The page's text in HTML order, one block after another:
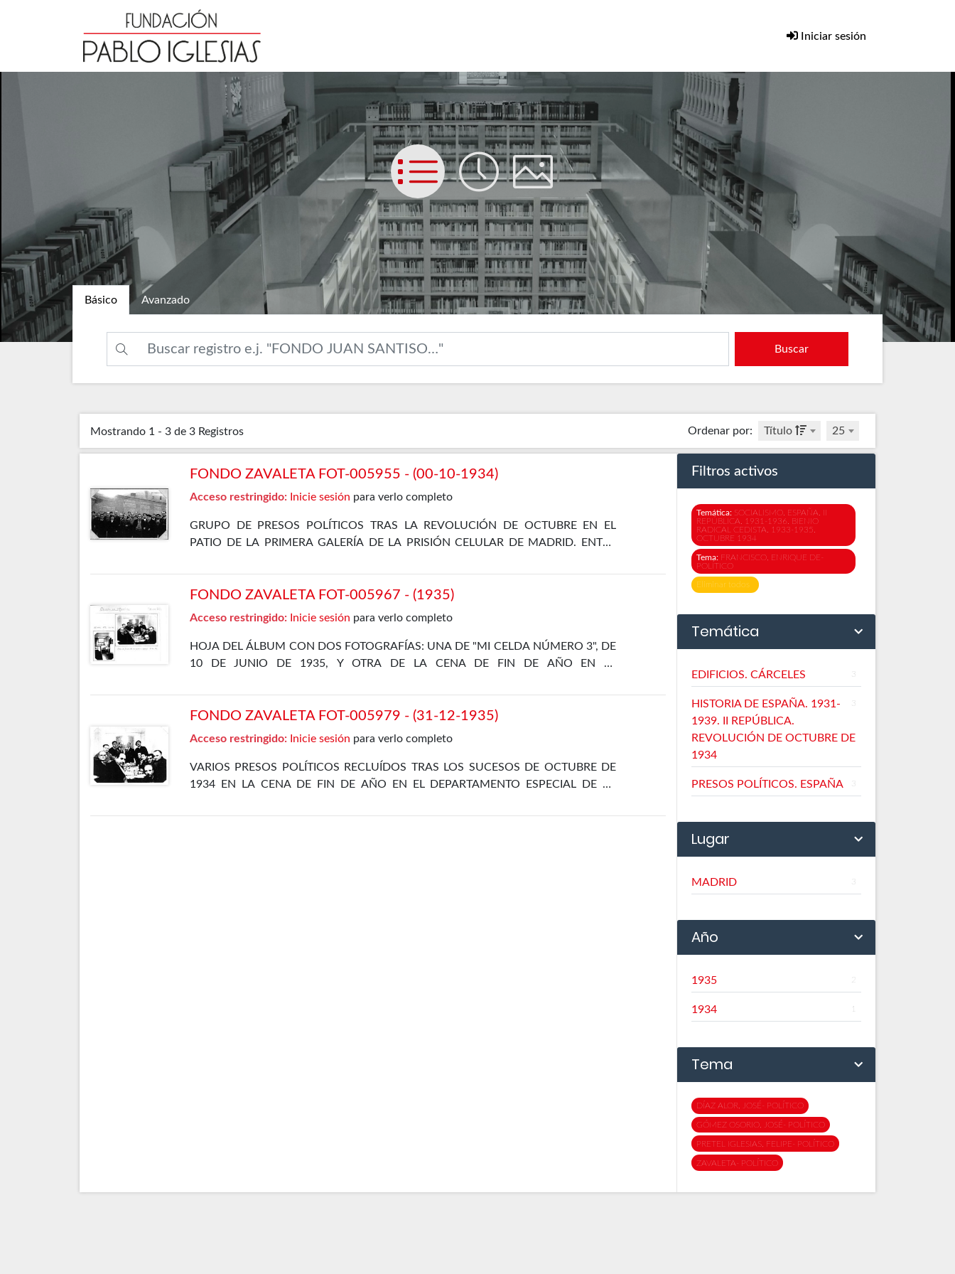
Iniciar sesión
List Time Picture
Básico Avanzado
Buscar
Mostrando 1 - 3 de 3 Registros Ordenar por: Título 25
FONDO ZAVALETA FOT-005955 - (00-10-1934)
Acceso restringido: Inicie sesión para verlo completo
GRUPO DE PRESOS POLÍTICOS TRAS LA REVOLUCIÓN DE OCTUBRE EN EL
PATIO DE LA PRIMERA GALERÍA DE LA PRISIÓN CELULAR DE MADRID. ENTRE
GÓMEZ OSORIO, PETREL Y JOSÉ DÍAZ ALOR
FONDO ZAVALETA FOT-005967 - (1935)
Acceso restringido: Inicie sesión para verlo completo
HOJA DEL ÁLBUM CON DOS FOTOGRAFÍAS: UNA DE "MI CELDA NÚMERO 3", DE
10 DE JUNIO DE 1935, Y OTRA DE LA CENA DE FIN DE AÑO EN EL
FONDO ZAVALETA FOT-005979 - (31-12-1935)
Acceso restringido: Inicie sesión para verlo completo
VARIOS PRESOS POLÍTICOS RECLUÍDOS TRAS LOS SUCESOS DE OCTUBRE DE
1934 EN LA CENA DE FIN DE AÑO EN EL DEPARTAMENTO ESPECIAL DE LA
Filtros activos
Temática: SOCIALISMO. ESPAÑA. II
REPÚBLICA. 1931-1936. BIENIO
RADICAL CEDISTA. 1933-1935.
OCTUBRE 1934
Tema: FRANCISCO, ENRIQUE DE-
POLÍTICO
Eliminar todos
Temática
3
EDIFICIOS. CÁRCELES
3
HISTORIA DE ESPAÑA. 1931-
1939. II REPÚBLICA.
REVOLUCIÓN DE OCTUBRE DE
1934
3
PRESOS POLÍTICOS. ESPAÑA
Lugar
3
MADRID
Año
1935
1
1934
Tema
DÍAZ ALOR, JOSÉ- POLÍTICO
GÓMEZ OSORIO, JOSÉ- POLÍTICO
PRETEL IGLESIAS, FELIPE- POLÍTICO
ZAVALETA- POLÍTICO